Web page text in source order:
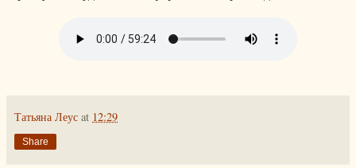
Татьяна Леус at 12:29
Share